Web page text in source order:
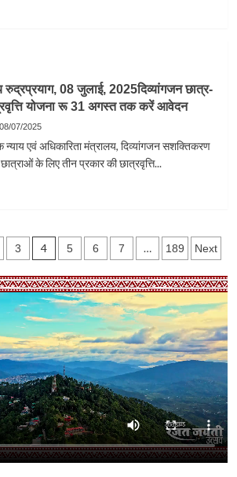
रुद्रप्रयाग, 08 जुलाई, 2025दिव्यांगजन छात्र-
योजना रू 31 अगस्त तक करें आवेदन
08/07/2025
न्याय एवं अधिकारिता मंत्रालय, दिव्यांगजन सशक्तिकरण
छात्राओं के लिए तीन प्रकार की छात्रवृत्ति...
3 4 5 6 7 … 189 Next